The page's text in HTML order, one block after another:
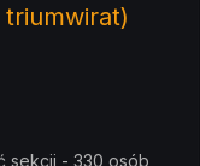
triumwirat)
sekcji - 330 osób,